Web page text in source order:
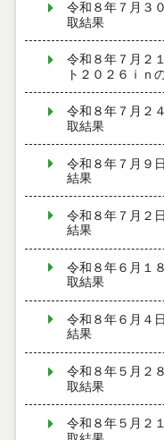
令和８年７月３
取結果
令和８年７月２
ト２０２６ｉｎ
令和８年７月２
取結果
令和８年７月９
結果
令和８年７月２
結果
令和８年６月１
取結果
令和８年６月４
結果
令和８年５月２
取結果
令和８年５月２